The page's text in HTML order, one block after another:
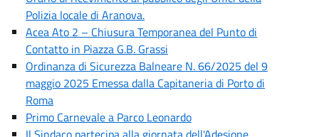
Polizia locale di Aranova.
Acea Ato 2 – Chiusura Temporanea del Punto di
Contatto in Piazza G.B. Grassi
Ordinanza di Sicurezza Balneare N. 66/2025 del 9
maggio 2025 Emessa dalla Capitaneria di Porto di
Roma
Primo Carnevale a Parco Leonardo